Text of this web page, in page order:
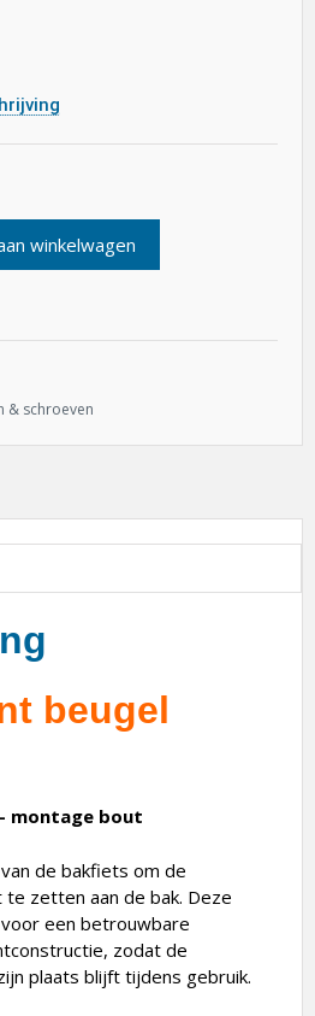
winkelwagen
& schroeven
beugel
montage bout
de bakfiets om de
zetten aan de bak. Deze
een betrouwbare
zodat de
plaats blijft tijdens gebruik.